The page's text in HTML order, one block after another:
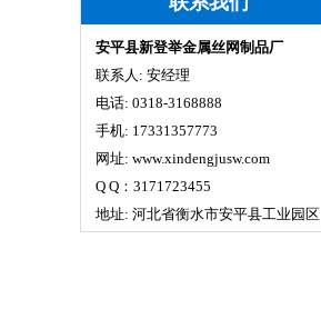
安平县新登举金属丝网制品厂
联系人: 安经理
电话: 0318-3168888
手机: 17331357773
网址: www.xindengjusw.com
Q Q：3171723455
地址: 河北省衡水市安平县工业园区